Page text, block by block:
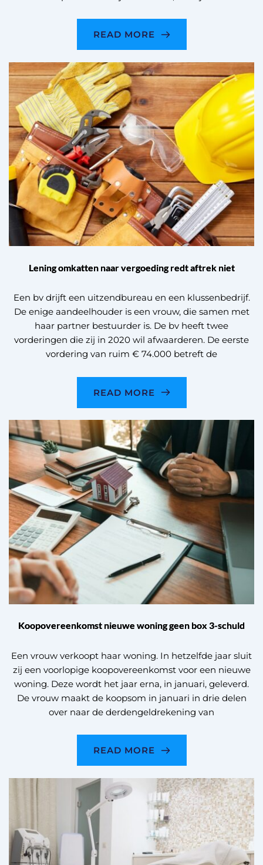
READ MORE
Lening omkatten naar vergoeding redt aftrek niet
Een bv drijft een uitzendbureau en een klussenbedrijf.
De enige aandeelhouder is een vrouw, die samen met
haar partner bestuurder is. De bv heeft twee
vorderingen die zij in 2020 wil afwaarderen. De eerste
vordering van ruim € 74.000 betreft de
READ MORE
Koopovereenkomst nieuwe woning geen box 3-schuld
Een vrouw verkoopt haar woning. In hetzelfde jaar sluit
zij een voorlopige koopovereenkomst voor een nieuwe
woning. Deze wordt het jaar erna, in januari, geleverd.
De vrouw maakt de koopsom in januari in drie delen
over naar de derdengeldrekening van
READ MORE